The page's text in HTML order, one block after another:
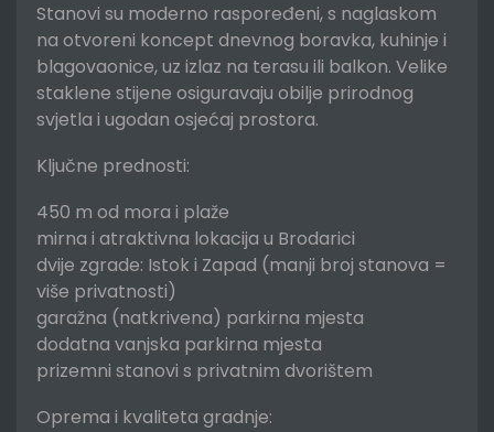
Stanovi su moderno raspoređeni, s naglaskom
na otvoreni koncept dnevnog boravka, kuhinje i
blagovaonice, uz izlaz na terasu ili balkon. Velike
staklene stijene osiguravaju obilje prirodnog
svjetla i ugodan osjećaj prostora.
Ključne prednosti:
450 m od mora i plaže
mirna i atraktivna lokacija u Brodarici
dvije zgrade: Istok i Zapad (manji broj stanova =
više privatnosti)
garažna (natkrivena) parkirna mjesta
dodatna vanjska parkirna mjesta
prizemni stanovi s privatnim dvorištem
Oprema i kvaliteta gradnje: